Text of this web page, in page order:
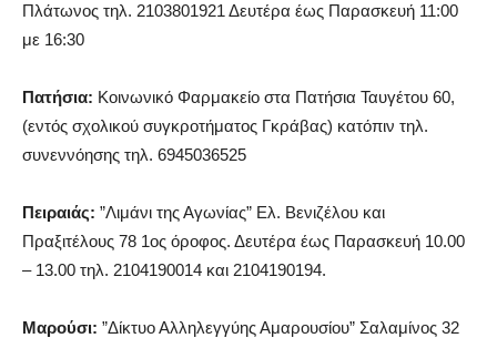
Πλάτωνος τηλ. 2103801921 Δευτέρα έως Παρασκευή 11:00
με 16:30
Πατήσια: Κοινωνικό Φαρμακείο στα Πατήσια Ταυγέτου 60,
(εντός σχολικού συγκροτήματος Γκράβας) κατόπιν τηλ.
συνεννόησης τηλ. 6945036525
Πειραιάς: ”Λιμάνι της Αγωνίας” Ελ. Βενιζέλου και
Πραξιτέλους 78 1ος όροφος. Δευτέρα έως Παρασκευή 10.00
– 13.00 τηλ. 2104190014 και 2104190194.
Μαρούσι: ”Δίκτυο Αλληλεγγύης Αμαρουσίου” Σαλαμίνος 32